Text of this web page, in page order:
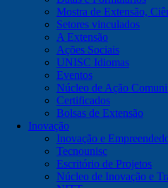
Mostra de Extensão,
Setores vinculados
A Extensão
Ações Sociais
UNISC Idiomas
Eventos
Núcleo de Ação
Certificados
Bolsas de Extensão
Inovação
Inovação e
Tecnounisc
Escritório de Projetos
Núcleo de Inovação e